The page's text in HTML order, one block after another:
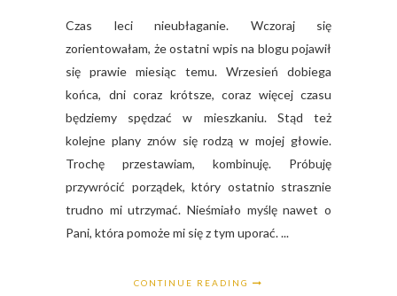
Czas leci nieubłaganie. Wczoraj się
zorientowałam, że ostatni wpis na blogu pojawił
się prawie miesiąc temu. Wrzesień dobiega
końca, dni coraz krótsze, coraz więcej czasu
będziemy spędzać w mieszkaniu. Stąd też
kolejne plany znów się rodzą w mojej głowie.
Trochę przestawiam, kombinuję. Próbuję
przywrócić porządek, który ostatnio strasznie
trudno mi utrzymać. Nieśmiało myślę nawet o
Pani, która pomoże mi się z tym uporać. ...
CONTINUE READING